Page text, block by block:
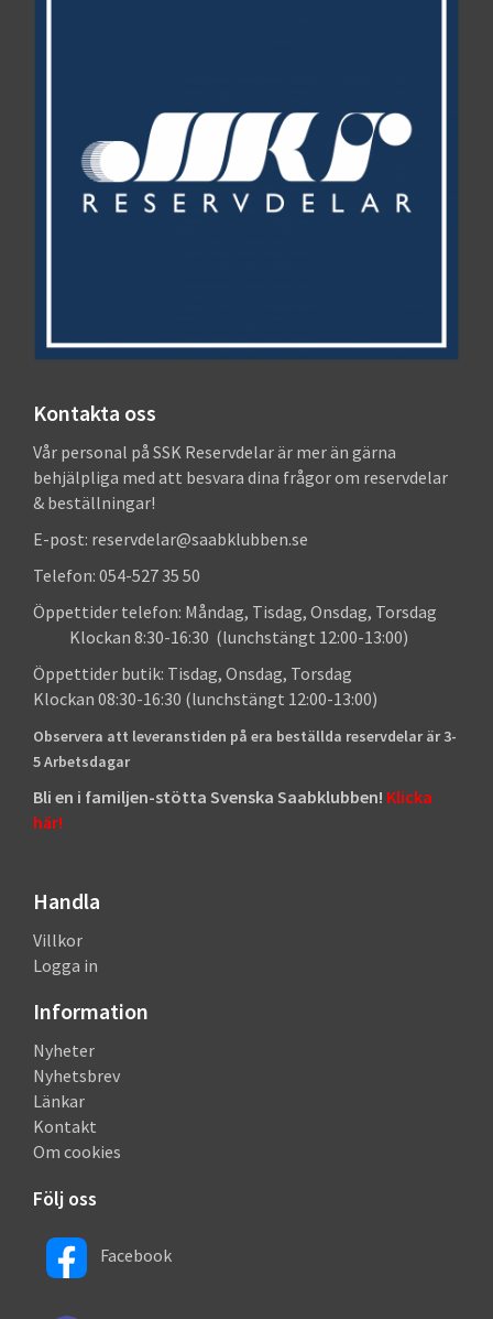
Kontakta oss
Vår personal på SSK Reservdelar är mer än gärna
behjälpliga med att besvara dina frågor om reservdelar
& beställningar!
E-post: reservdelar@saabklubben.se
Telefon: 054-527 35 50
Öppettider telefon: Måndag, Tisdag, Onsdag, Torsdag
Klockan 8:30-16:30 (lunchstängt 12:00-13:00)
Öppettider butik: Tisdag, Onsdag, Torsdag
Klockan 08:30-16:30 (lunchstängt 12:00-13:00)
Observera att leveranstiden på era beställda reservdelar är 3-
5 Arbetsdagar
Bli en i familjen-stötta Svenska Saabklubben! Klicka
här!
Handla
Villkor
Logga in
Information
Nyheter
Nyhetsbrev
Länkar
Kontakt
Om cookies
Följ oss
Facebook